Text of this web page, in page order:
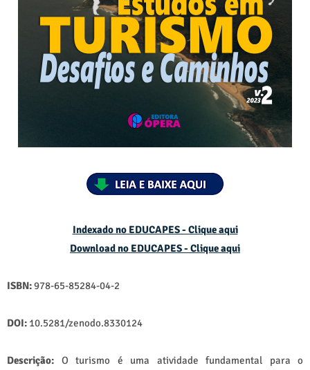
Indexado no EDUCAPES - Clique aqui
Download no EDUCAPES - Clique aqui
ISBN:978-65-85284-04-2
DOI: 10.5281/zenodo.8330124
Descrição: O turismo é uma atividade fundamental para o